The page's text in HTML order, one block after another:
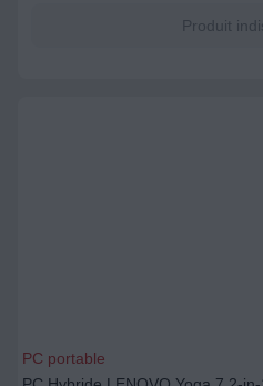
Produit
PC portable